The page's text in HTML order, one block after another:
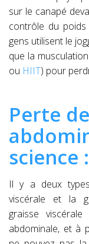
sur le canapé
contrôle du
gens utilisent le
que la
ou HIIT) pour
Perte
science :
Il y a deux
viscérale et la
graisse
abdominale, et à